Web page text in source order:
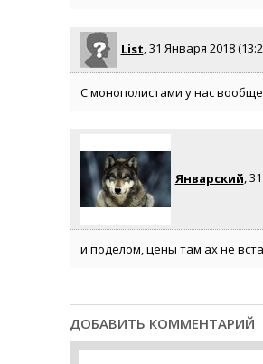
List, 31 Января 2018
С монополистами у нас
Январский,
и поделом, цены там ах не
ДОБАВИТЬ КОММЕНТАРИЙ